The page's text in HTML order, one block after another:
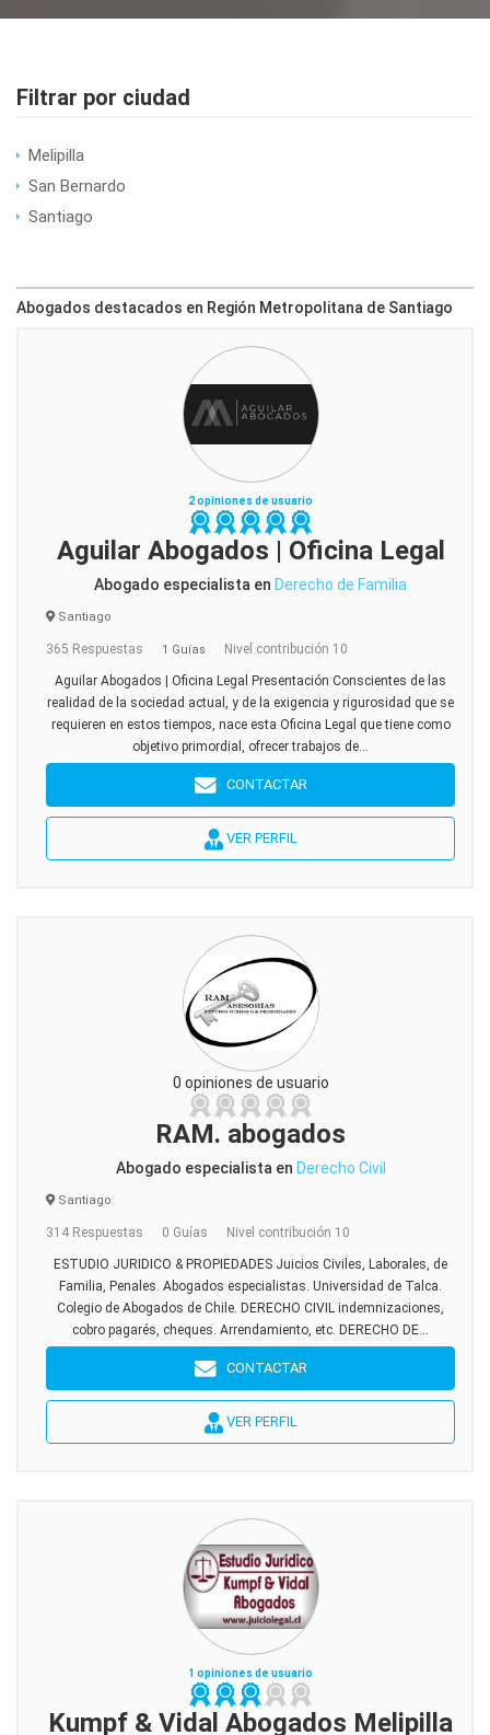
Filtrar por ciudad
Melipilla
San Bernardo
Santiago
Abogados destacados en Región Metropolitana de Santiago
2 opiniones de usuario
Aguilar Abogados | Oficina Legal
Abogado especialista en Derecho de Familia
Santiago
365 Respuestas 1 Guías Nivel contribución 10
Aguilar Abogados | Oficina Legal Presentación Conscientes de las
realidad de la sociedad actual, y de la exigencia y rigurosidad que se
requieren en estos tiempos, nace esta Oficina Legal que tiene como
objetivo primordial, ofrecer trabajos de...
CONTACTAR
VER PERFIL
0 opiniones de usuario
RAM. abogados
Abogado especialista en Derecho Civil
Santiago
314 Respuestas 0 Guías Nivel contribución 10
ESTUDIO JURIDICO & PROPIEDADES Juicios Civiles, Laborales, de
Familia, Penales. Abogados especialistas. Universidad de Talca.
Colegio de Abogados de Chile. DERECHO CIVIL indemnizaciones,
cobro pagarés, cheques. Arrendamiento, etc. DERECHO DE...
CONTACTAR
VER PERFIL
1 opiniones de usuario
Kumpf & Vidal Abogados Melipilla